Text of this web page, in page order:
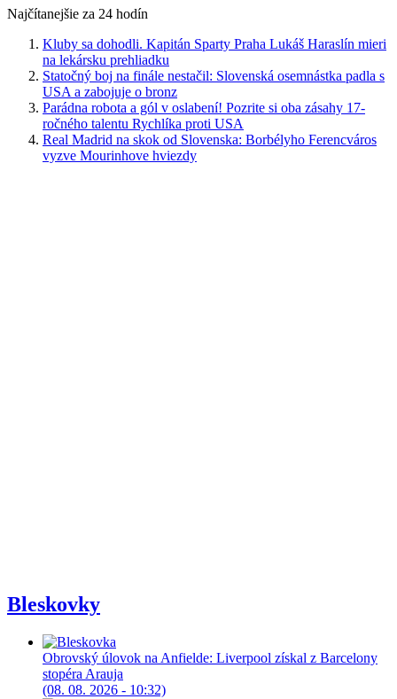
Najčítanejšie za 24 hodín
Kluby sa dohodli. Kapitán Sparty Praha Lukáš Haraslín mieri
na lekársku prehliadku
Statočný boj na finále nestačil: Slovenská osemnástka padla s
USA a zabojuje o bronz
Parádna robota a gól v oslabení! Pozrite si oba zásahy 17-
ročného talentu Rychlíka proti USA
Real Madrid na skok od Slovenska: Borbélyho Ferencváros
vyzve Mourinhove hviezdy
Bleskovky
Obrovský úlovok na Anfielde: Liverpool získal z Barcelony
stopéra Arauja
(08. 08. 2026 - 10:32)